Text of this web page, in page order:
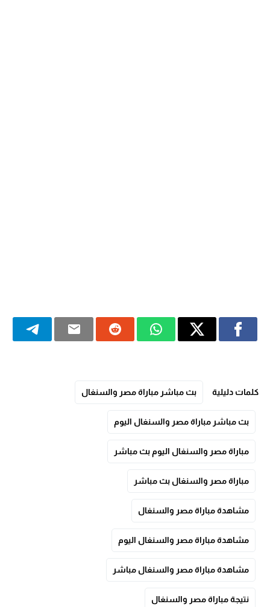
كلمات دليلية بث مباشر مباراة مصر والسنغال
بث مباشر مباراة مصر والسنغال اليوم
مباراة مصر والسنغال اليوم بث مباشر
مباراة مصر والسنغال بث مباشر
مشاهدة مباراة مصر والسنغال
مشاهدة مباراة مصر والسنغال اليوم
مشاهدة مباراة مصر والسنغال مباشر
نتيجة مباراة مصر والسنغال